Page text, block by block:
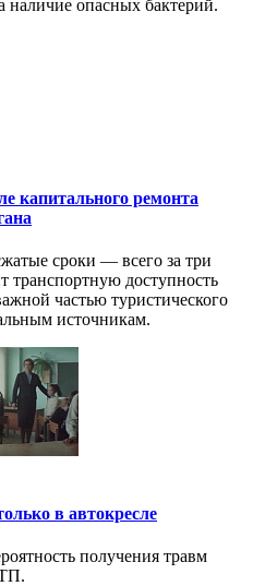
опасных бактерий.
капитального ремонта
сроки — всего за три
транспортную доступность
частью туристического
источникам.
в автокресле
получения травм